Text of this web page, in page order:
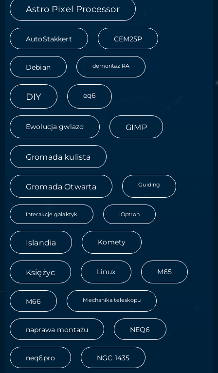
Astro Pixel Processor
AutoStakkert CEM25P
Debian demontaż RA
DIY eq6
Ewolucja gwiazd GIMP
Gromada kulista
Gromada Otwarta Guiding
Interakcje galaktyk iOptron
Islandia Komety
Księżyc Linux M65
M66 Mechanika teleskopu
naprawa montażu NEQ6
neq6pro NGC 1435